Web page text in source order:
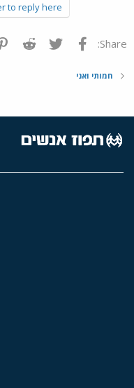
to reply here.
Share: פייסבוק Twitter
חמותי ואני